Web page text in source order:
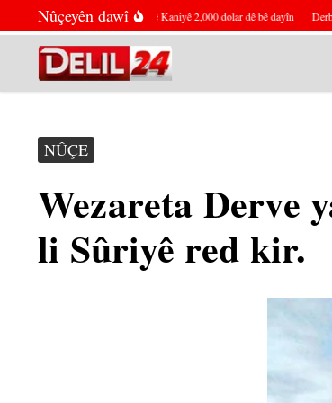
Skip to content
Nûçeyên dawî
Ji bo niştecihên Serê Kaniyê 2,000 dolar dê bê dayîn
NÛÇE
Wezareta Derve
li Sûriyê red kir.